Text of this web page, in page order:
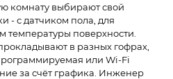
комнату выбирают свой
- с датчиком пола, для
температуры поверхности.
в разных гофрах,
или Wi-Fi
за счёт графика. Инженер